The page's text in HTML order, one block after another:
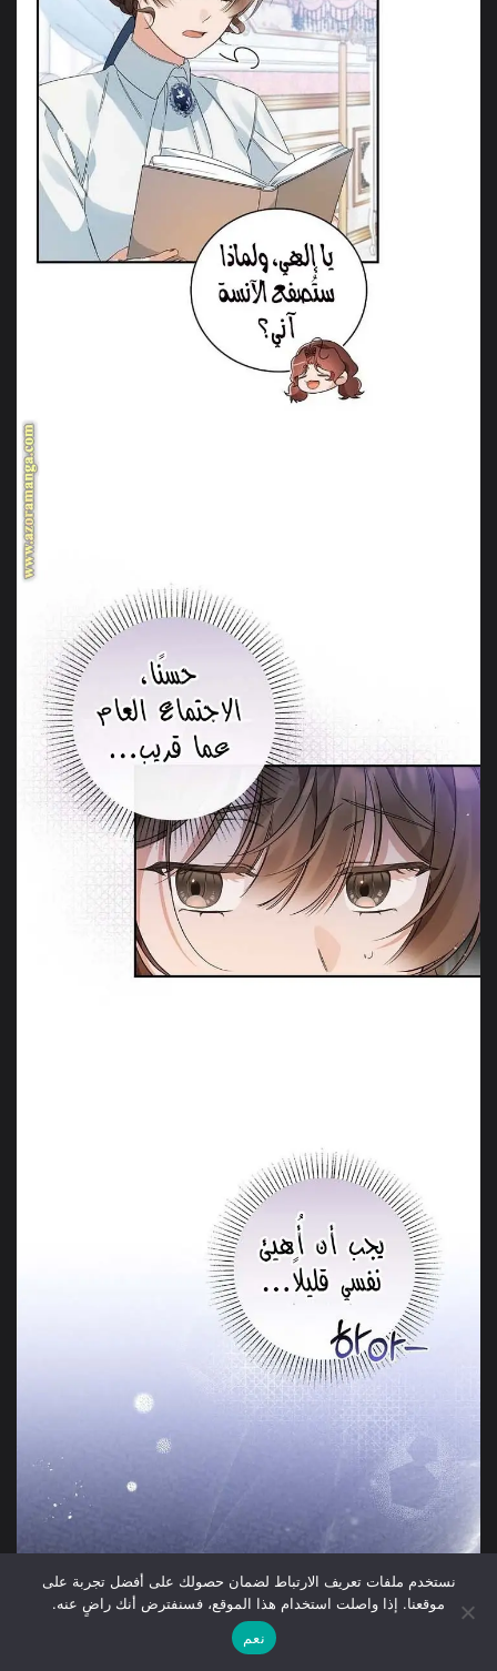
نستخدم ملفات تعريف الارتباط لضمان حصولك على أفضل تجربة على
موقعنا. إذا واصلت استخدام هذا الموقع، فسنفترض أنك راضٍ عنه.
نعم